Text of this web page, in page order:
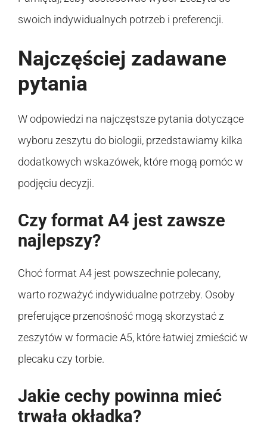
swoich indywidualnych potrzeb i preferencji.
Najczęściej zadawane
pytania
W odpowiedzi na najczęstsze pytania dotyczące
wyboru zeszytu do biologii, przedstawiamy kilka
dodatkowych wskazówek, które mogą pomóc w
podjęciu decyzji.
Czy format A4 jest zawsze
najlepszy?
Choć format A4 jest powszechnie polecany,
warto rozważyć indywidualne potrzeby. Osoby
preferujące przenośność mogą skorzystać z
zeszytów w formacie A5, które łatwiej zmieścić w
plecaku czy torbie.
Jakie cechy powinna mieć
trwała okładka?